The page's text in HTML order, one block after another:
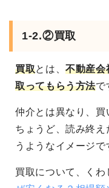
1-2.②買取
買取とは、不動産会
取ってもらう方法で
仲介とは異なり、買
ちょうど、読み終
うようなイメージで
買取について、くわ